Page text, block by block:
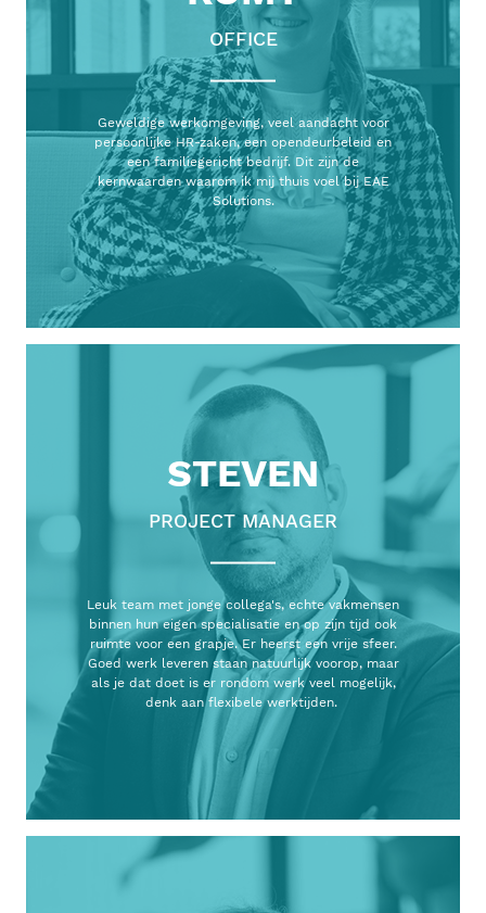
OFFICE
Geweldige werkomgeving, veel aandacht voor
persoonlijke HR-zaken, een opendeurbeleid en
een familiegericht bedrijf. Dit zijn de
kernwaarden waarom ik mij thuis voel bij EAE
Solutions.
STEVEN
PROJECT MANAGER
Leuk team met jonge collega's, echte vakmensen
binnen hun eigen specialisatie en op zijn tijd ook
ruimte voor een grapje. Er heerst een vrije sfeer.
Goed werk leveren staan natuurlijk voorop, maar
als je dat doet is er rondom werk veel mogelijk,
denk aan flexibele werktijden.